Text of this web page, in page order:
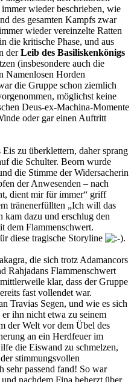
wieder beschrieben, wie
des gesamten Kampfs zwar
wieder vereinzelte Ratten
die kritische Phase, und aus
derLeib des Basiliskenkönigs
(insbesondere auch die
Namenlosen Horden
die Gruppe schon ziemlich
möglichst keine
Deus-ex-Machina-Momente
oder gar einen Auftritt
zu überklettern, daher sprang
die Schulter. Beorn wurde
die Stimme der Widersacherin
der Anwesenden – nach
dient mir für immer“ griff
tränenerfüllten „Ich will das
dazu und erschlug den
dem Flammenschwert.
diese tragische Storyline
.
die sich trotz Adamancors
Rahjadans Flammenschwert
klar, dass der Gruppe
fast vollendet war.
Travias Segen, und wie es sich
ihn nicht etwa zu seinem
der Welt vor dem Übel des
an ein Herdfeuer im
die Eiswand zu schmelzen,
stimmungsvollen
sehr passend fand! So war